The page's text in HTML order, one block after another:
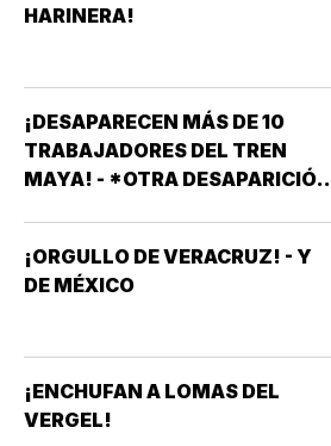
HARINERA!
¡DESAPARECEN MÁS DE 10
TRABAJADORES DEL TREN
MAYA! - *OTRA DESAPARICIÓN
¡ORGULLO DE VERACRUZ! - Y
DE MÉXICO
¡ENCHUFAN A LOMAS DEL
VERGEL!